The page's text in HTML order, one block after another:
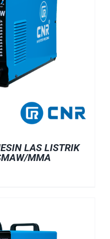
LAS LISTRIK
MMA